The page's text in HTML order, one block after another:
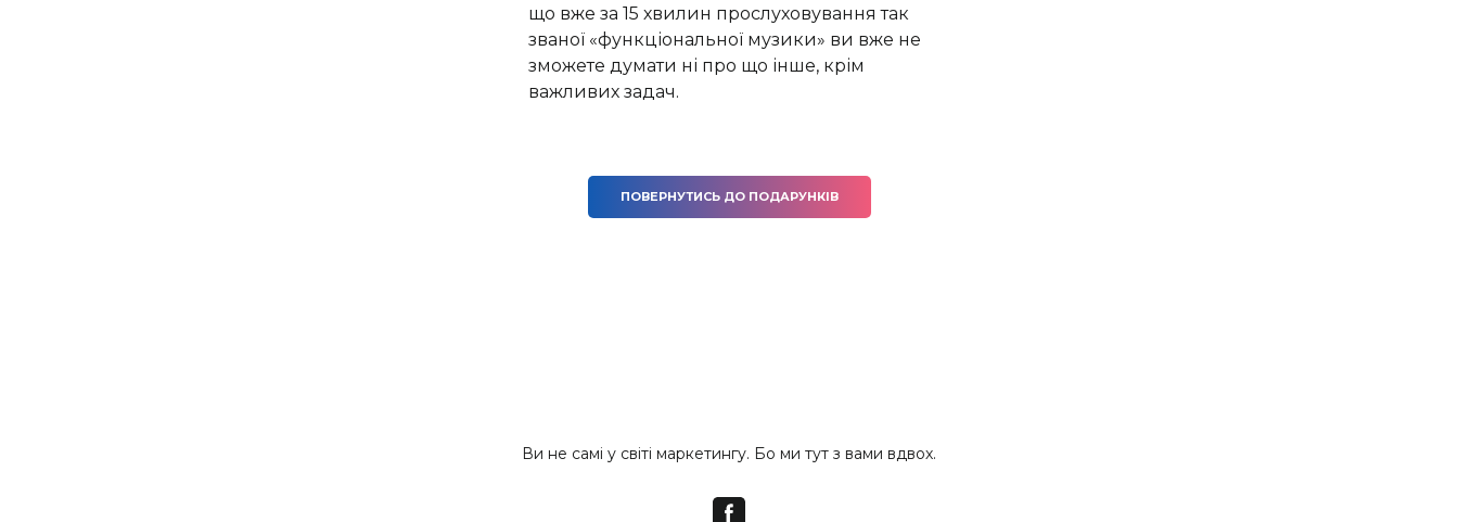
що вже за 15 хвилин прослуховування так
званої «функціональної музики» ви вже не
зможете думати ні про що інше, крім
важливих задач.
ПОВЕРНУТИСЬ ДО ПОДАРУНКІВ
Ви не самі у світі маркетингу. Бо ми тут з вами вдвох.